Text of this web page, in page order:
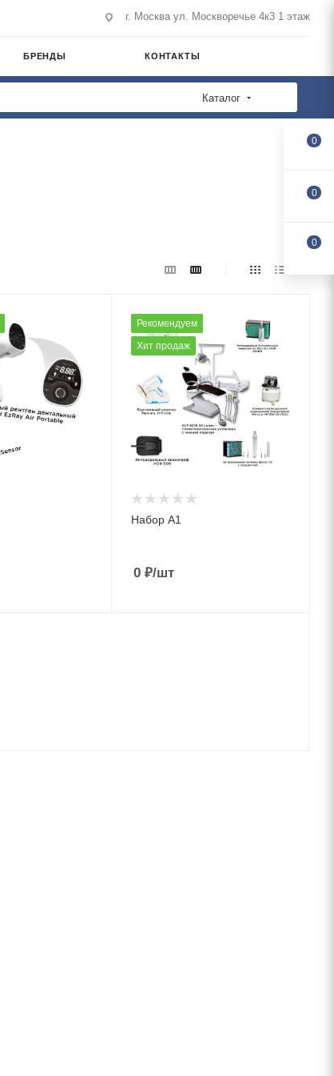
г. Москва ул. Москворечье 4к3 1 этаж
БРЕНДЫ КОНТАКТЫ
Каталог
Рекомендуем
Хит продаж
Набор А1
0₽/шт
0
0
0